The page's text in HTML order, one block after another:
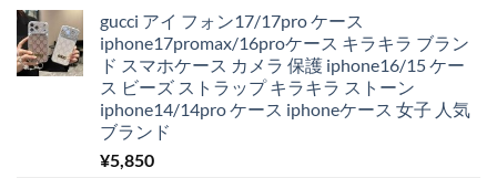
gucci アイ フォン17/17pro ケース
iphone17promax/16proケース キラキラ ブラン
ド スマホケース カメラ 保護 iphone16/15 ケー
ス ビーズ ストラップ キラキラ ストーン
iphone14/14pro ケース iphoneケース 女子 人気
ブランド
¥5,850